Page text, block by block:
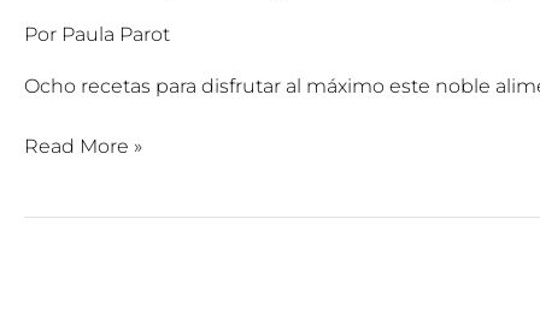
Por Paula Parot
Ocho recetas para disfrutar al máximo este noble
Read More »